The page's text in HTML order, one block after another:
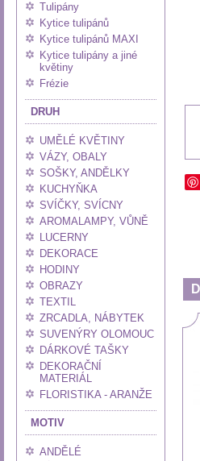
Tulipány
Kytice tulipánů
Kytice tulipánů MAXI
Kytice tulipány a jiné
květiny
Frézie
DRUH
UMĚLÉ KVĚTINY
VÁZY, OBALY
SOŠKY, ANDĚLKY
KUCHYŇKA
SVÍČKY, SVÍCNY
AROMALAMPY, VŮNĚ
LUCERNY
DEKORACE
HODINY
OBRAZY
TEXTIL
ZRCADLA, NÁBYTEK
SUVENÝRY OLOMOUC
DÁRKOVÉ TAŠKY
DEKORAČNÍ
MATERIÁL
FLORISTIKA - ARANŽE
MOTIV
ANDĚLÉ